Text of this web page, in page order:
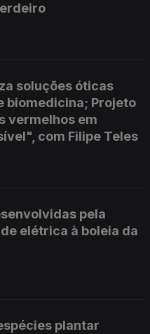
soluções óticas
biomedicina; Projeto
vermelhos em
com Filipe Teles
pela
elétrica à boleia da
plantar